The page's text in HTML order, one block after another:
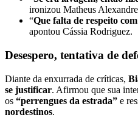
ironizou Matheus
“Que falta de respeito
apontou Cássia Rodriguez.
Desespero, tentativa de
Diante da enxurrada de críticas,
se justificar. Afirmou que sua
os “perrengues da estrada” e
nordestinos.